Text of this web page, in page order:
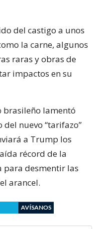
del castigo a unos
la carne, algunos
raras y obras de
impactos en su
brasileño lamentó
del nuevo “tarifazo”
a Trump los
récord de la
para desmentir las
arancel.
AVÍSANOS